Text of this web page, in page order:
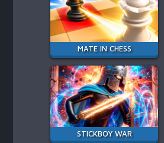
MATE IN CHESS
STICKBOY WAR